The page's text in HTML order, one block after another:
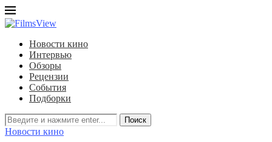
Новости кино
Интервью
Обзоры
Рецензии
События
Подборки
Поиск
Новости кино